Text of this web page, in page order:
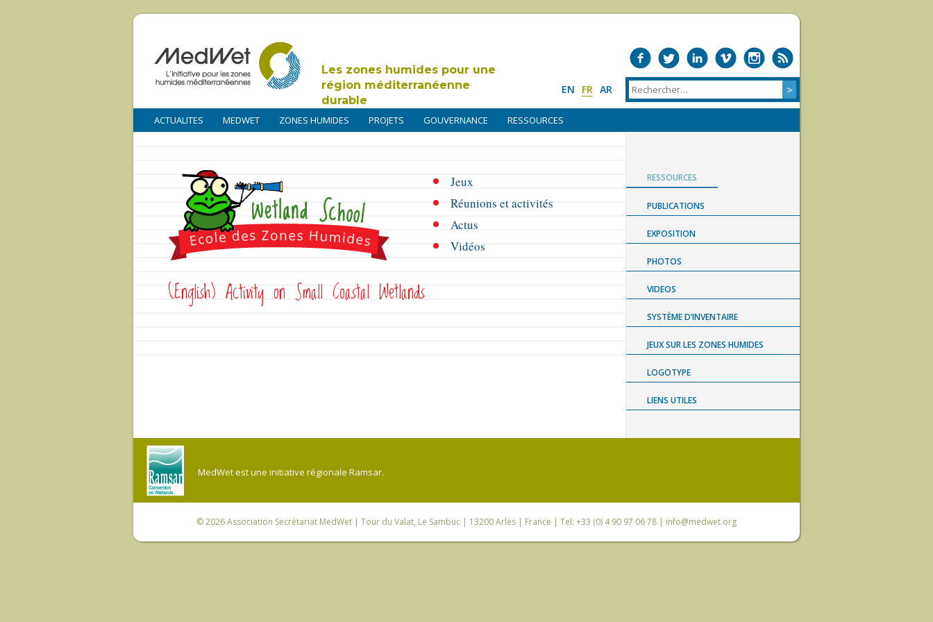
Les zones humides pour une
région méditerranéenne
durable
EN FR AR
ACTUALITES MEDWET ZONES HUMIDES PROJETS GOUVERNANCE RESSOURCES
Jeux
Réunions et activités
Actus
Vidéos
(English) Activity on Small Coastal Wetlands
RESSOURCES
PUBLICATIONS
EXPOSITION
PHOTOS
VIDEOS
SYSTÈME D’INVENTAIRE
JEUX SUR LES ZONES HUMIDES
LOGOTYPE
LIENS UTILES
MedWet est une initiative régionale Ramsar.
© 2026Association Secrétariat MedWet | Tour du Valat, Le Sambuc | 13200 Arles | France | Tel: +33 (0) 4 90 97 06 78 | info@medwet.org